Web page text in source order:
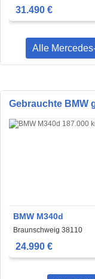
31.490 €
Alle
Gebrauchte BMW
BMW M340d
Braunschweig 38110
24.990 €